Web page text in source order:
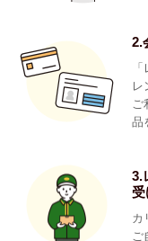
2.
レ
品
3.
カ
ご